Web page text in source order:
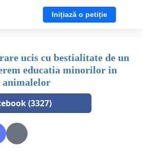
Inițiază o petiție
ucis cu bestialitate de un
educatia minorilor in
(3327)